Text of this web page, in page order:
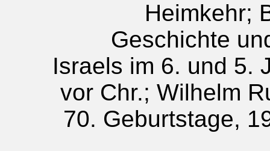
Heimkehr;
Geschichte
Israels im 6. und 5.
vor Chr.; Wilhelm
70. Geburtstage,